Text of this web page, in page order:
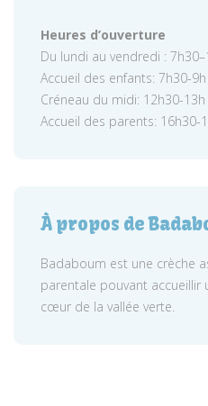
Heures d’ouverture
Du lundi au vendredi :
Accueil des enfants: 7h30-9h
Créneau du midi: 12h30-13h
Accueil des parents: 16h30-
À propos de
Badaboum est une crèche
parentale pouvant accueillir
cœur de la vallée verte.